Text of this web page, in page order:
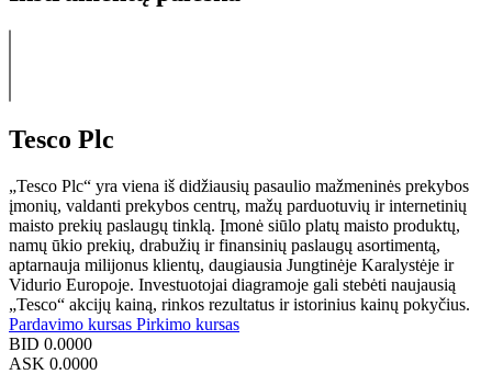
Tesco Plc
„Tesco Plc“ yra viena iš didžiausių pasaulio mažmeninės prekybos
įmonių, valdanti prekybos centrų, mažų parduotuvių ir internetinių
maisto prekių paslaugų tinklą. Įmonė siūlo platų maisto produktų,
namų ūkio prekių, drabužių ir finansinių paslaugų asortimentą,
aptarnauja milijonus klientų, daugiausia Jungtinėje Karalystėje ir
Vidurio Europoje. Investuotojai diagramoje gali stebėti naujausią
„Tesco“ akcijų kainą, rinkos rezultatus ir istorinius kainų pokyčius.
Pardavimo kursas Pirkimo kursas
BID 0.0000
ASK 0.0000